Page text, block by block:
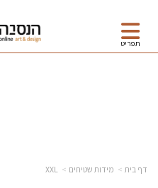
תפריט
דף בית מידות שטיחים XXL